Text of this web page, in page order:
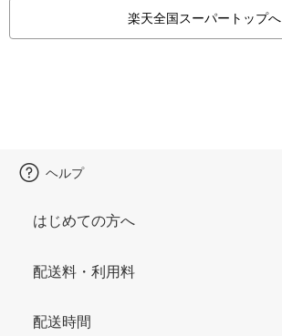
楽天全国スーパートップへ
ヘルプ
はじめての方へ
配送料・利用料
配送時間